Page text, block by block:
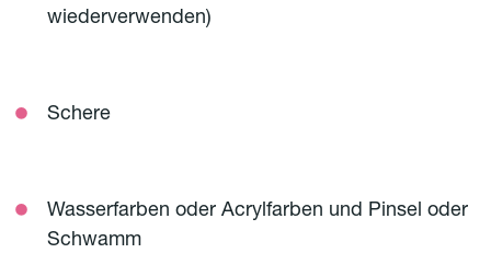
wiederverwenden)
Schere
Wasserfarben oder Acrylfarben und Pinsel oder
Schwamm